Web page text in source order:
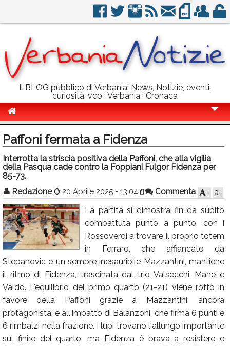
Il BLOG pubblico di Verbania: News, Notizie, eventi,
curiosità, vco : Verbania : Cronaca
Politica
Sport
Eventi
Info Utili
Rubriche
Calendario
Annunci
Paffoni fermata a Fidenza
Interrotta la striscia positiva della Paffoni, che alla vigilia
della Pasqua cade contro la Foppiani Fulgor Fidenza per
85-73.
👤 Redazione ⌚ 20 Aprile 2025 - 13:04 Commenta a-
+
La partita si dimostra fin da subito
combattuta punto a punto, con i
Rossoverdi a trovare il proprio totem
in Ferraro, che affiancato da
Stepanovic e un sempre inesauribile Mazzantini, mantiene
il ritmo di Fidenza, trascinata dal trio Valsecchi, Mane e
Valdo. L'equilibrio del primo quarto (21-21) viene rotto in
favore della Paffoni grazie a Mazzantini, ancora
protagonista, e all'impatto di Balanzoni, che firma 6 punti e
6 rimbalzi nella frazione. I lupi trovano l'allungo importante
sul finire del quarto, ma Fidenza è brava a resistere e